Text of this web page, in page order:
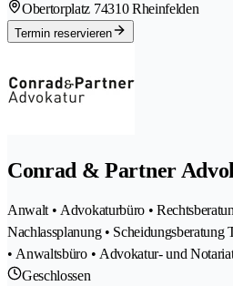
Obertorplatz 74310 Rheinfelden
Termin reservieren
Conrad & Partner
Anwalt • Advokaturbüro •
Nachlassplanung • Scheidungsberatung
• Anwaltsbüro • Advokatur- und
Geschlossen